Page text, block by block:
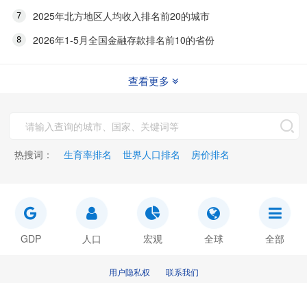
2025年北方地区人均收入排名前20的城市
2026年1-5月全国金融存款排名前10的省份
查看更多
热搜词： 生育率排名 世界人口排名 房价排名
GDP 人口 宏观 全球 全部
用户隐私权 联系我们